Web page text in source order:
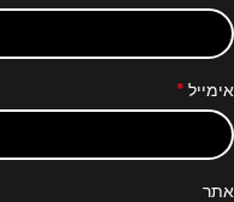
אימייל *
אתר